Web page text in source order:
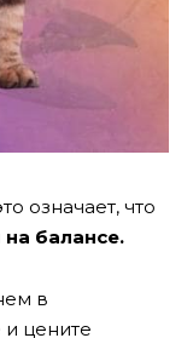
означает, что
балансе.
в
и цените